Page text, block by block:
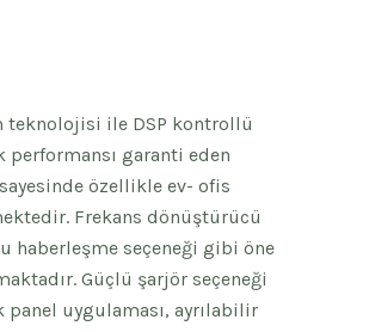
teknolojisi ile DSP kontrollü
garanti eden
özellikle ev- ofis
Frekans dönüştürücü
haberleşme seçeneği gibi öne
Güçlü şarjör seçeneği
uygulaması, ayrılabilir